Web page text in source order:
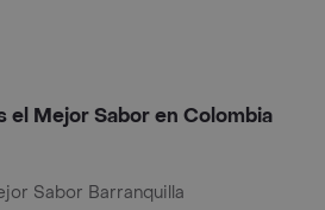
el Mejor Sabor en Colombia
Sabor Barranquilla